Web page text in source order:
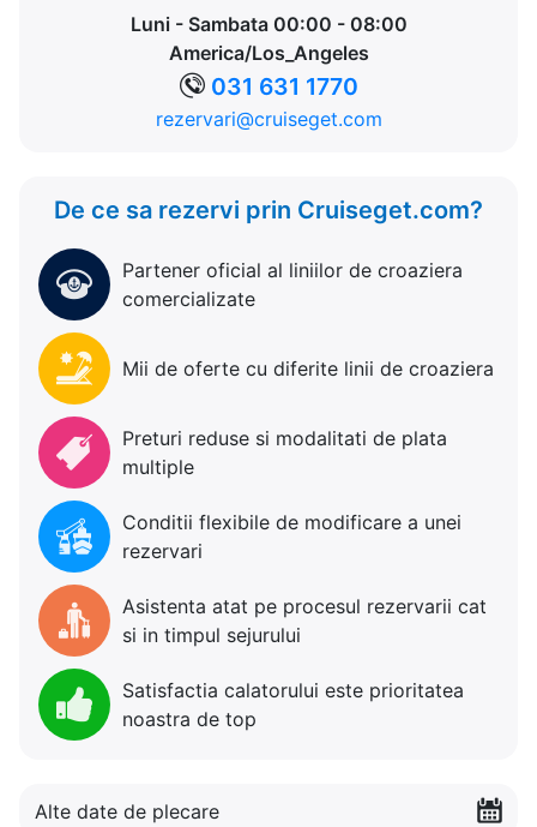
Luni - Sambata 00:00 - 08:00
America/Los_Angeles
031 631 1770
rezervari@cruiseget.com
De ce sa rezervi prin Cruiseget.com?
Partener oficial al liniilor de croaziera
comercializate
Mii de oferte cu diferite linii de croaziera
Preturi reduse si modalitati de plata
multiple
Conditii flexibile de modificare a unei
rezervari
Asistenta atat pe procesul rezervarii cat
si in timpul sejurului
Satisfactia calatorului este prioritatea
noastra de top
Alte date de plecare